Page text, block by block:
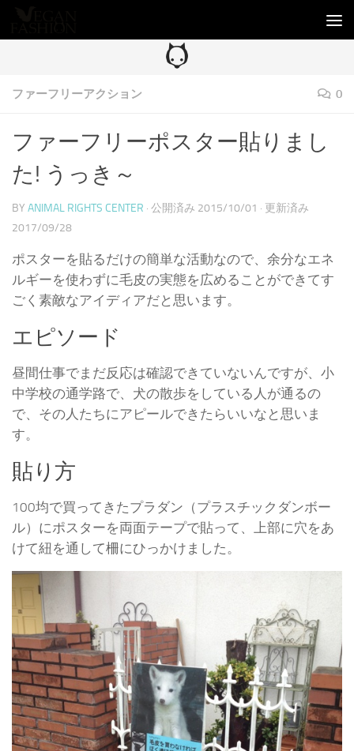
ファーフリーアクション 0
ファーフリーポスター貼りまし
た! うっき～
BY ANIMAL RIGHTS CENTER · 公開済み 2015/10/01 · 更新済み
2017/09/28
ポスターを貼るだけの簡単な活動なので、余分なエネ
ルギーを使わずに毛皮の実態を広めることができてす
ごく素敵なアイディアだと思います。
エピソード
昼間仕事でまだ反応は確認できていないんですが、小
中学校の通学路で、犬の散歩をしている人が通るの
で、その人たちにアピールできたらいいなと思いま
す。
貼り方
100均で買ってきたプラダン（プラスチックダンボー
ル）にポスターを両面テープで貼って、上部に穴をあ
けて紐を通して柵にひっかけました。